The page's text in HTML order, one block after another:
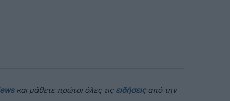
και μάθετε πρώτοι όλες τις ειδήσειςαπό την